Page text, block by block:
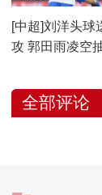
[中超]刘洋头球
攻 郭田雨凌空
全部评论